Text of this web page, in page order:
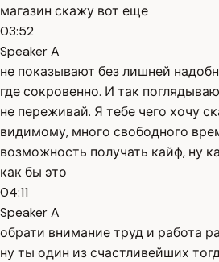
магазин скажу вот еще
03:52
Speaker A
не показывают без лишней
где сокровенно. И так
не переживай. Я тебе чего хочу
видимому, много свободного
возможность получать кайф, ну
как бы это
04:11
Speaker A
обрати внимание труд и работа
ну ты один из счастливейших